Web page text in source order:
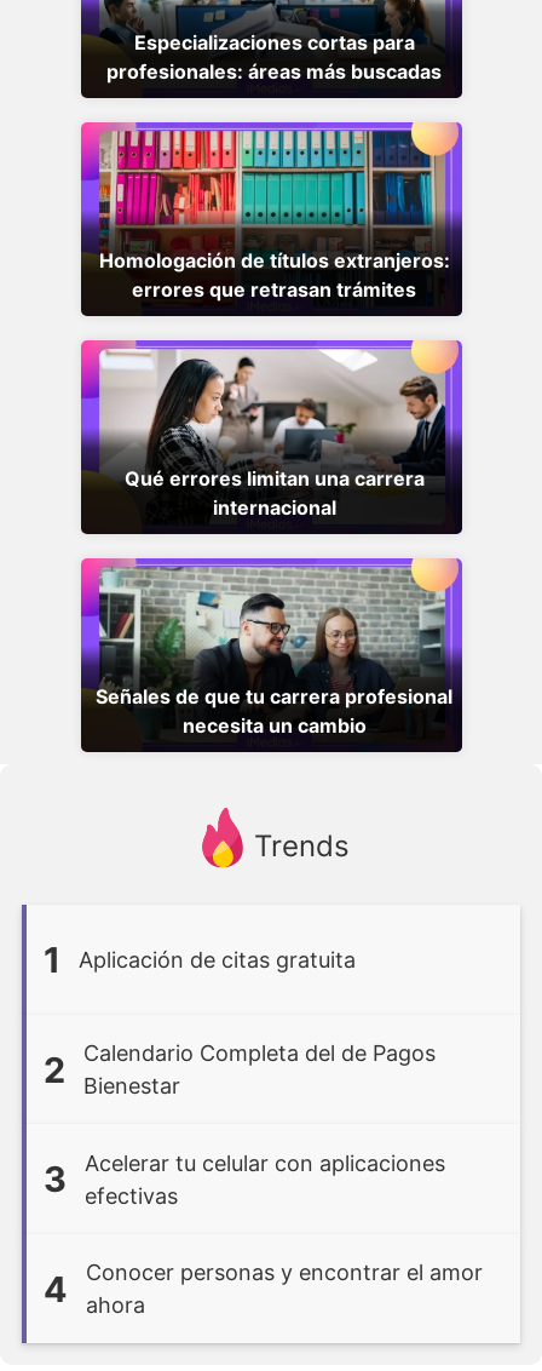
Especializaciones cortas para
profesionales: áreas más buscadas
Homologación de títulos extranjeros:
errores que retrasan trámites
Qué errores limitan una carrera
internacional
Señales de que tu carrera profesional
necesita un cambio
Trends
1 Aplicación de citas gratuita
2
Calendario Completa del de Pagos
Bienestar
3
Acelerar tu celular con aplicaciones
efectivas
4
Conocer personas y encontrar el amor
ahora